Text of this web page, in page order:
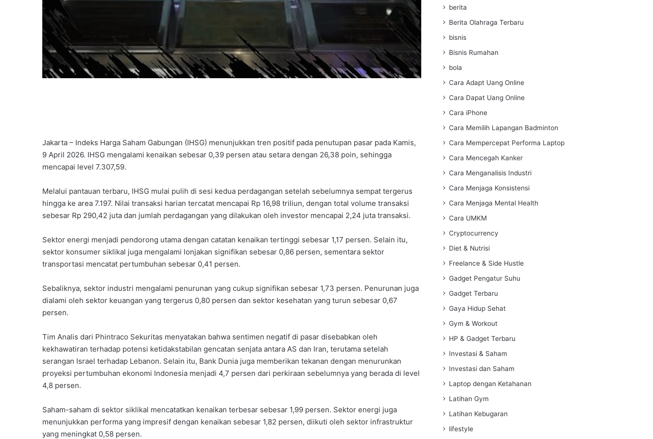
Jakarta – Indeks Harga Saham Gabungan (IHSG) menunjukkan tren positif pada penutupan pasar pada Kamis,
9 April 2026. IHSG mengalami kenaikan sebesar 0,39 persen atau setara dengan 26,38 poin, sehingga
mencapai level 7.307,59.
Melalui pantauan terbaru, IHSG mulai pulih di sesi kedua perdagangan setelah sebelumnya sempat tergerus
hingga ke area 7.197. Nilai transaksi harian tercatat mencapai Rp 16,98 triliun, dengan total volume transaksi
sebesar Rp 290,42 juta dan jumlah perdagangan yang dilakukan oleh investor mencapai 2,24 juta transaksi.
Sektor energi menjadi pendorong utama dengan catatan kenaikan tertinggi sebesar 1,17 persen. Selain itu,
sektor konsumer siklikal juga mengalami lonjakan signifikan sebesar 0,86 persen, sementara sektor
transportasi mencatat pertumbuhan sebesar 0,41 persen.
Sebaliknya, sektor industri mengalami penurunan yang cukup signifikan sebesar 1,73 persen. Penurunan juga
dialami oleh sektor keuangan yang tergerus 0,80 persen dan sektor kesehatan yang turun sebesar 0,67
persen.
Tim Analis dari Phintraco Sekuritas menyatakan bahwa sentimen negatif di pasar disebabkan oleh
kekhawatiran terhadap potensi ketidakstabilan gencatan senjata antara AS dan Iran, terutama setelah
serangan Israel terhadap Lebanon. Selain itu, Bank Dunia juga memberikan tekanan dengan menurunkan
proyeksi pertumbuhan ekonomi Indonesia menjadi 4,7 persen dari perkiraan sebelumnya yang berada di level
4,8 persen.
Saham-saham di sektor siklikal mencatatkan kenaikan terbesar sebesar 1,99 persen. Sektor energi juga
menunjukkan performa yang impresif dengan kenaikan sebesar 1,82 persen, diikuti oleh sektor infrastruktur
yang meningkat 0,58 persen.
berita
Berita Olahraga Terbaru
bisnis
Bisnis Rumahan
bola
Cara Adapt Uang Online
Cara Dapat Uang Online
Cara iPhone
Cara Memilih Lapangan Badminton
Cara Mempercepat Performa Laptop
Cara Mencegah Kanker
Cara Menganalisis Industri
Cara Menjaga Konsistensi
Cara Menjaga Mental Health
Cara UMKM
Cryptocurrency
Diet & Nutrisi
Freelance & Side Hustle
Gadget Pengatur Suhu
Gadget Terbaru
Gaya Hidup Sehat
Gym & Workout
HP & Gadget Terbaru
Investasi & Saham
Investasi dan Saham
Laptop dengan Ketahanan
Latihan Gym
Latihan Kebugaran
lifestyle